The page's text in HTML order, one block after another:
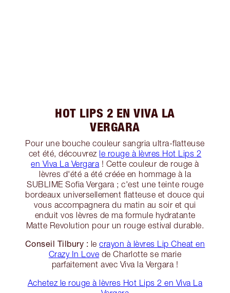
HOT LIPS 2 EN VIVA LA
VERGARA
Pour une bouche couleur sangria ultra-flatteuse
cet été, découvrez le rouge à lèvres Hot Lips 2
en Viva La Vergara ! Cette couleur de rouge à
lèvres d'été a été créée en hommage à la
SUBLIME Sofia Vergara ; c'est une teinte rouge
bordeaux universellement flatteuse et douce qui
vous accompagnera du matin au soir et qui
enduit vos lèvres de ma formule hydratante
Matte Revolution pour un rouge estival durable.
Conseil Tilbury : lecrayon à lèvres Lip Cheat en
Crazy In Love de Charlotte se marie
parfaitement avec Viva la Vergara !
Achetez le rouge à lèvres Hot Lips 2 en Viva La